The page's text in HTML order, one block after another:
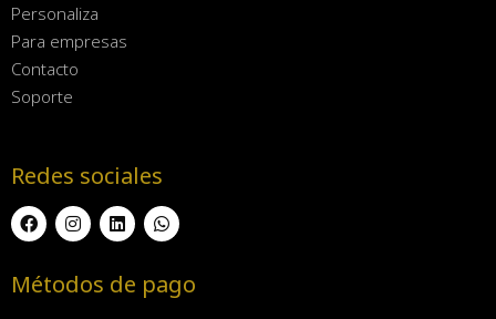
Personaliza
Para empresas
Contacto
Soporte
Redes sociales
Métodos de pago